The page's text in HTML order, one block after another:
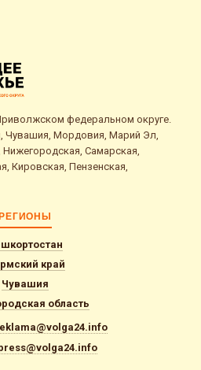
федеральном округе.
Чувашия, Мордовия, Марий Эл,
Самарская,
Кировская, Пензенская,
РЕГИОНЫ
край
Чувашия
область